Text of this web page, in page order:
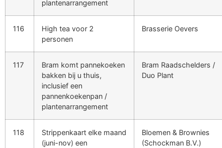
plantenarrangement
116
High tea voor 2
personen
Brasserie Oevers
117
Bram komt pannekoeken
bakken bij u thuis,
inclusief een
pannenkoekenpan /
plantenarrangement
Bram Raadschelders /
Duo Plant
118
Strippenkaart elke maand
(juni-nov) een
Bloemen & Brownies
(Schockman B.V.)